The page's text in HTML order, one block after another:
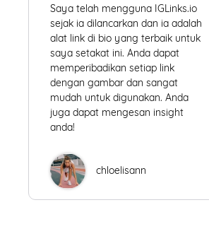
Saya telah mengguna IGLinks.io
sejak ia dilancarkan dan ia adalah
alat link di bio yang terbaik untuk
saya setakat ini. Anda dapat
memperibadikan setiap link
dengan gambar dan sangat
mudah untuk digunakan. Anda
juga dapat mengesan insight
anda!
chloelisann